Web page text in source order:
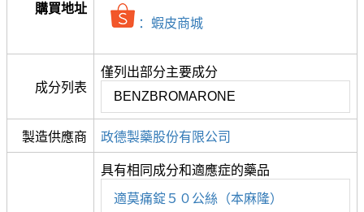
購買地址
：蝦皮商城
成分列表
僅列出部分主要成分
BENZBROMARONE
製造供應商 政德製藥股份有限公司
具有相同成分和適應症的藥品
適莫痛錠５０公絲（本麻隆）